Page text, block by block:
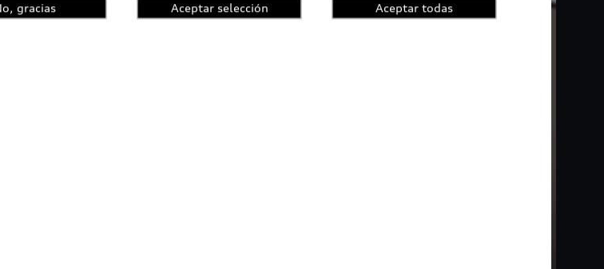
gracias Aceptar selección Aceptar todas